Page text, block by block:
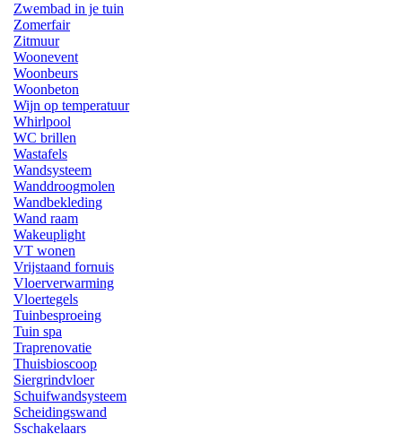
Zwembad in je tuin
Zomerfair
Zitmuur
Woonevent
Woonbeurs
Woonbeton
Wijn op temperatuur
Whirlpool
WC brillen
Wastafels
Wandsysteem
Wanddroogmolen
Wandbekleding
Wand raam
Wakeuplight
VT wonen
Vrijstaand fornuis
Vloerverwarming
Vloertegels
Tuinbesproeing
Tuin spa
Traprenovatie
Thuisbioscoop
Siergrindvloer
Schuifwandsysteem
Scheidingswand
Sschakelaars